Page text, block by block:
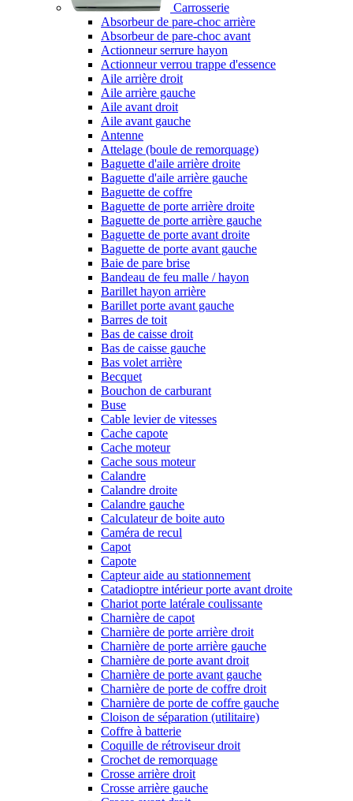
Carrosserie
Absorbeur de pare-choc arrière
Absorbeur de pare-choc avant
Actionneur serrure hayon
Actionneur verrou trappe d'essence
Aile arrière droit
Aile arrière gauche
Aile avant droit
Aile avant gauche
Antenne
Attelage (boule de remorquage)
Baguette d'aile arrière droite
Baguette d'aile arrière gauche
Baguette de coffre
Baguette de porte arrière droite
Baguette de porte arrière gauche
Baguette de porte avant droite
Baguette de porte avant gauche
Baie de pare brise
Bandeau de feu malle / hayon
Barillet hayon arrière
Barillet porte avant gauche
Barres de toit
Bas de caisse droit
Bas de caisse gauche
Bas volet arrière
Becquet
Bouchon de carburant
Buse
Cable levier de vitesses
Cache capote
Cache moteur
Cache sous moteur
Calandre
Calandre droite
Calandre gauche
Calculateur de boite auto
Caméra de recul
Capot
Capote
Capteur aide au stationnement
Catadioptre intérieur porte avant droite
Chariot porte latérale coulissante
Charnière de capot
Charnière de porte arrière droit
Charnière de porte arrière gauche
Charnière de porte avant droit
Charnière de porte avant gauche
Charnière de porte de coffre droit
Charnière de porte de coffre gauche
Cloison de séparation (utilitaire)
Coffre à batterie
Coquille de rétroviseur droit
Crochet de remorquage
Crosse arrière droit
Crosse arrière gauche